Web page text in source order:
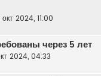
окт 2024, 11:00
через 5 лет
2024, 04:33